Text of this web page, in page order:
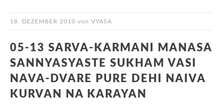
18. DEZEMBER 2010 von VYASA
05-13 SARVA-KARMANI MANASA
SANNYASYASTE SUKHAM VASI
NAVA-DVARE PURE DEHI NAIVA
KURVAN NA KARAYAN